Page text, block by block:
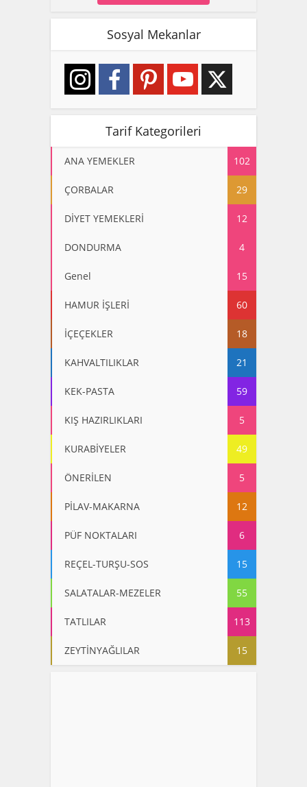
Sosyal Mekanlar
Tarif Kategorileri
ANA YEMEKLER 102
ÇORBALAR 29
DİYET YEMEKLERİ 12
DONDURMA 4
Genel 15
HAMUR İŞLERİ 60
İÇEÇEKLER 18
KAHVALTILIKLAR 21
KEK-PASTA 59
KIŞ HAZIRLIKLARI 5
KURABİYELER 49
ÖNERİLEN 5
PİLAV-MAKARNA 12
PÜF NOKTALARI 6
REÇEL-TURŞU-SOS 15
SALATALAR-MEZELER 55
TATLILAR 113
ZEYTİNYAĞLILAR 15